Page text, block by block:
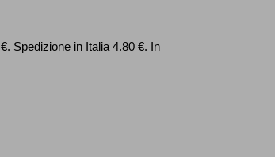
Spedizione in Italia 4.80 €. In